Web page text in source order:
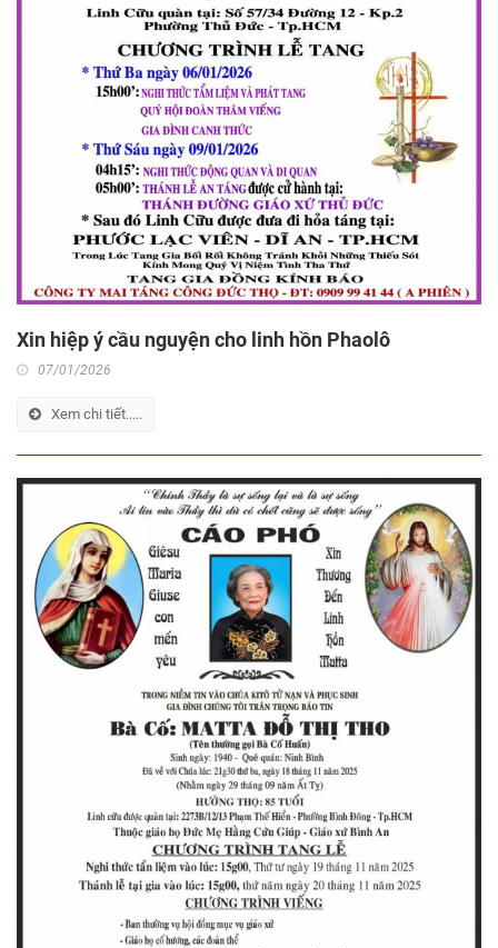
Xin hiệp ý cầu nguyện cho linh hồn Phaolô
07/01/2026
Xem chi tiết.....